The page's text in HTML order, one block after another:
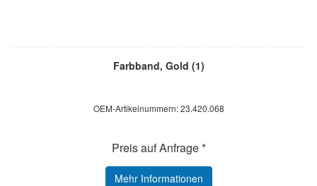
Farbband, Gold (1)
OEM-Artikelnummern: 23.420.068
Preis auf Anfrage *
Mehr Informationen